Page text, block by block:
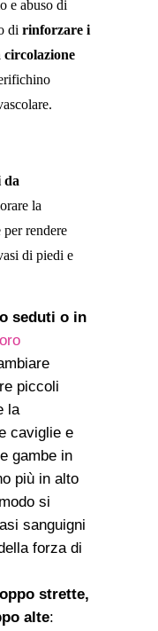
e abuso di
di rinforzare i
circolazione
da
la
rendere
di piedi e
seduti o in
piccoli
la
caviglie e
gambe in
più in alto
si
sanguigni
forza di
strette,
alte: